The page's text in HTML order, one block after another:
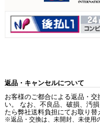
返品・キャンセルについて
お客様のご都合による返品・
い。 なお、不良品、破損、汚
たら弊社送料負担にてお取り替
※返品・交換は、未開封、未使用